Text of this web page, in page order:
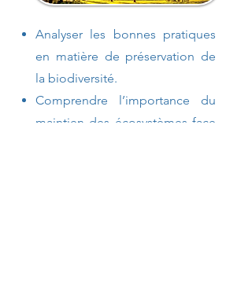
Analyser les bonnes pratiques
en matière de préservation de
la biodiversité.
Comprendre l’importance du
maintien des écosystèmes face